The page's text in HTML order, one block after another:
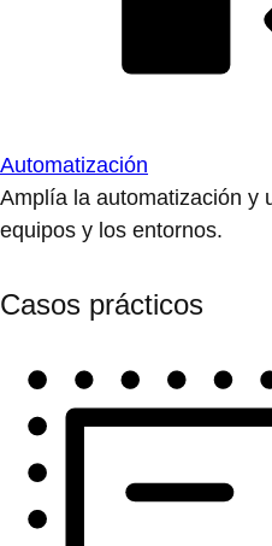
Automatización
Amplía la automatización y
equipos y los entornos.
Casos prácticos